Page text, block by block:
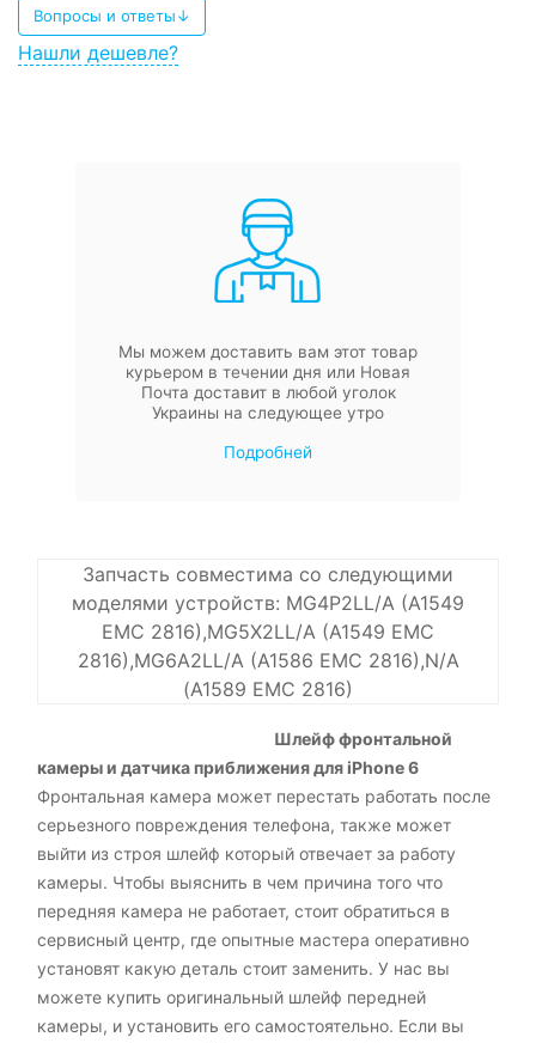
Вопросы и ответы↓
Нашли дешевле?
Мы можем доставить вам этот товар
курьером в течении дня или Новая
Почта доставит в любой уголок
Украины на следующее утро
Подробней
Запчасть совместима со следующими
моделями устройств: MG4P2LL/A (A1549
EMC 2816),MG5X2LL/A (A1549 EMC
2816),MG6A2LL/A (A1586 EMC 2816),N/A
(A1589 EMC 2816)
Шлейф фронтальной
камеры и датчика приближения для iPhone 6
Фронтальная камера может перестать работать после
серьезного повреждения телефона, также может
выйти из строя шлейф который отвечает за работу
камеры. Чтобы выяснить в чем причина того что
передняя камера не работает, стоит обратиться в
сервисный центр, где опытные мастера оперативно
установят какую деталь стоит заменить. У нас вы
можете купить оригинальный шлейф передней
камеры, и установить его самостоятельно. Если вы